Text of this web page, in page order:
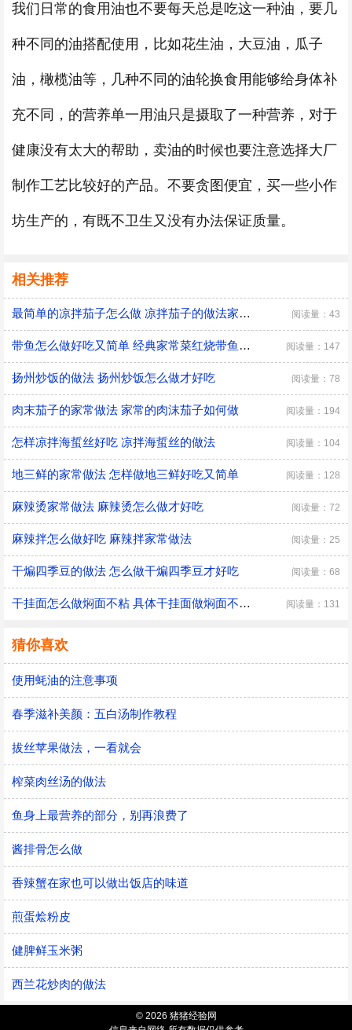
我们日常的食用油也不要每天总是吃这一种油，要几
种不同的油搭配使用，比如花生油，大豆油，瓜子
油，橄榄油等，几种不同的油轮换食用能够给身体补
充不同，的营养单一用油只是摄取了一种营养，对于
健康没有太大的帮助，卖油的时候也要注意选择大厂
制作工艺比较好的产品。不要贪图便宜，买一些小作
坊生产的，有既不卫生又没有办法保证质量。
相关推荐
最简单的凉拌茄子怎么做 凉拌茄子的做法家常窍门 阅读量：43
带鱼怎么做好吃又简单 经典家常菜红烧带鱼的做法 阅读量：147
扬州炒饭的做法 扬州炒饭怎么做才好吃 阅读量：78
肉末茄子的家常做法 家常的肉沫茄子如何做 阅读量：194
怎样凉拌海蜇丝好吃 凉拌海蜇丝的做法 阅读量：104
地三鲜的家常做法 怎样做地三鲜好吃又简单 阅读量：128
麻辣烫家常做法 麻辣烫怎么做才好吃 阅读量：72
麻辣拌怎么做好吃 麻辣拌家常做法 阅读量：25
干煸四季豆的做法 怎么做干煸四季豆才好吃 阅读量：68
干挂面怎么做焖面不粘 具体干挂面做焖面不粘的方法 阅读量：131
猜你喜欢
使用蚝油的注意事项
春季滋补美颜：五白汤制作教程
拔丝苹果做法，一看就会
榨菜肉丝汤的做法
鱼身上最营养的部分，别再浪费了
酱排骨怎么做
香辣蟹在家也可以做出饭店的味道
煎蛋烩粉皮
健脾鲜玉米粥
西兰花炒肉的做法
© 2026 猪猪经验网